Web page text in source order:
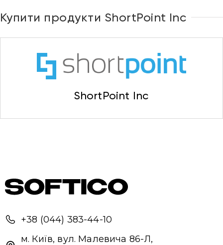
Купити продукти ShortPoint Inc
ShortPoint Inc
+38 (044) 383-44-10
м. Київ, вул. Малевича 86-Л,
Привіт 👋, чим тобі допомогти?